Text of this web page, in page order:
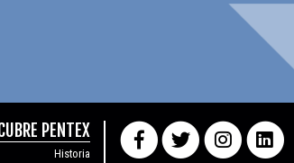
PENTEX
Historia